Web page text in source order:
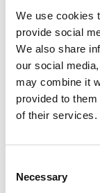
We use cookies
provide social
We also share
our social
may combine it
provided to
of their services.
Selection
Necessary
Apprendre